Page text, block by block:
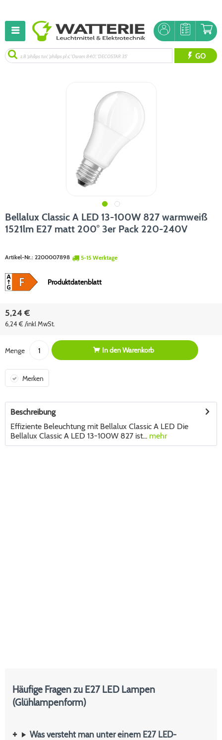
GO
Bellalux Classic A LED 13-100W 827 warmweiß
1521lm E27 matt 200° 3er Pack 220-240V
Artikel-Nr.: 2200007898 5-15 Werktage
Produktdatenblatt
5,24 €
6,24 € /inkl MwSt.
Menge In denWarenkorb
Merken
Beschreibung
Effiziente Beleuchtung mit Bellalux Classic A LED Die
Bellalux Classic A LED 13-100W 827 ist... mehr
Häufige Fragen zu E27 LED Lampen
(Glühlampenform)
Was versteht man unter einem E27 LED-